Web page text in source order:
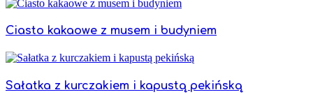
Ciasto kakaowe z musem i budyniem
Sałatka z kurczakiem i kapustą pekińską